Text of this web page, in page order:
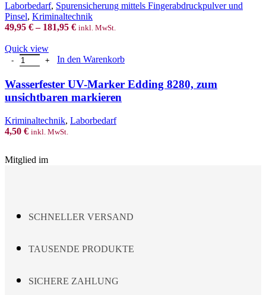
options
may
be
the
page
Laborbedarf, Spurensicherung mittels Fingerabdruckpulver und
Pinsel, Kriminaltechnik
49,95 €– 181,95 € inkl. MwSt.
Quick view
Wasserfester UV-Marker Edding 8280, zum unsichtbaren markieren
In den Warenkorb
Wasserfester UV-Marker Edding 8280, zum
unsichtbaren markieren
Kriminaltechnik, Laborbedarf
4,50 € inkl. MwSt.
Mitglied im
SCHNELLER VERSAND
TAUSENDE PRODUKTE
SICHERE ZAHLUNG